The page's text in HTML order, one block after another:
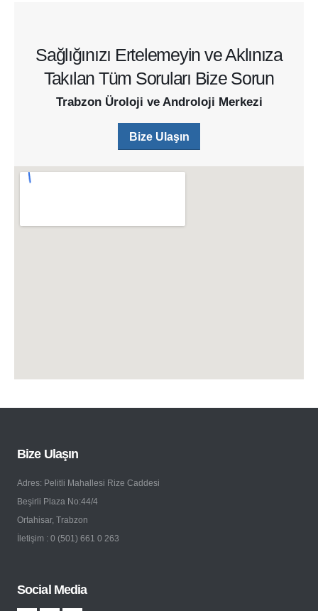
Sağlığınızı Ertelemeyin ve Aklınıza
Takılan Tüm Soruları Bize Sorun
Trabzon Üroloji ve Androloji Merkezi
Bize Ulaşın
Bize Ulaşın
Adres: Pelitli Mahallesi Rize Caddesi
Beşirli Plaza No:44/4
Ortahisar, Trabzon
İletişim : 0 (501) 661 0 263
Social Media